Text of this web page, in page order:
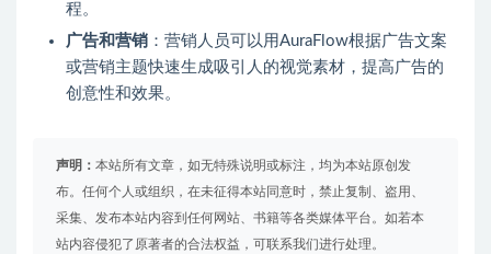
程。
广告和营销 ：营销人员可以用AuraFlow根据广告文案
或营销主题快速生成吸引人的视觉素材，提高广告的
创意性和效果。
声明： 本站所有文章，如无特殊说明或标注，均为本站原创发
布。任何个人或组织，在未征得本站同意时，禁止复制、盗用、
采集、发布本站内容到任何网站、书籍等各类媒体平台。如若本
站内容侵犯了原著者的合法权益，可联系我们进行处理。